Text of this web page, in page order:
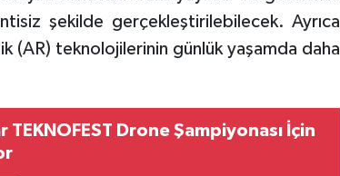
şekilde gerçekleştirilebilecek. Ayrıca
(AR) teknolojilerinin günlük yaşamda daha
Drone Şampiyonası İçin